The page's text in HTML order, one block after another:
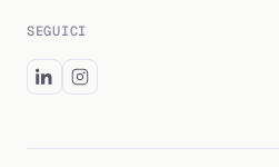
SEGUICI